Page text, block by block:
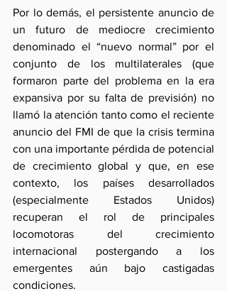
Por lo demás, el persistente anuncio de
un futuro de mediocre crecimiento
denominado el “nuevo normal” por el
conjunto de los multilaterales (que
formaron parte del problema en la era
expansiva por su falta de previsión) no
llamó la atención tanto como el reciente
anuncio del FMI de que la crisis termina
con una importante pérdida de potencial
de crecimiento global y que, en ese
contexto, los países desarrollados
(especialmente Estados Unidos)
recuperan el rol de principales
locomotoras del crecimiento
internacional postergando a los
emergentes aún bajo castigadas
condiciones.